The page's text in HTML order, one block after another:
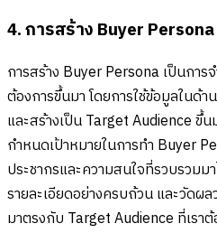
4. การสร้าง Buyer Persona
การสร้าง Buyer Persona เป็นกา
ต้องการขึ้นมา โดยการใช้ข้อมูลในด้า
และสร้างเป็น Target Audience ขึ้
กำหนดเป้าหมายในการทำ Buyer
ประชากรและความสนใจที่รวบรวม
รายละเอียดอย่างครบถ้วน และวัดผ
มาตรงกับ Target Audience ที่เรา